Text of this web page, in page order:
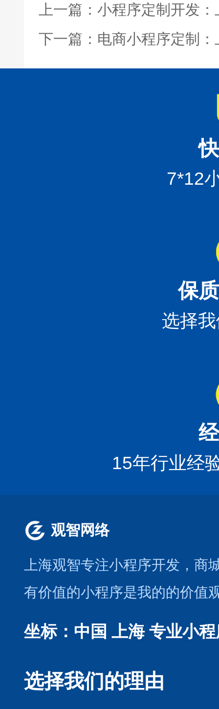
上一篇：小程序定制开发
下一篇：电商小程序定制
7*12
保
选择
15年行业经
观智网络
上海观智专注小程序开发 ，商
有价值的小程序是我的的价值
坐标：中国 上海 专业小
选择我们的理由